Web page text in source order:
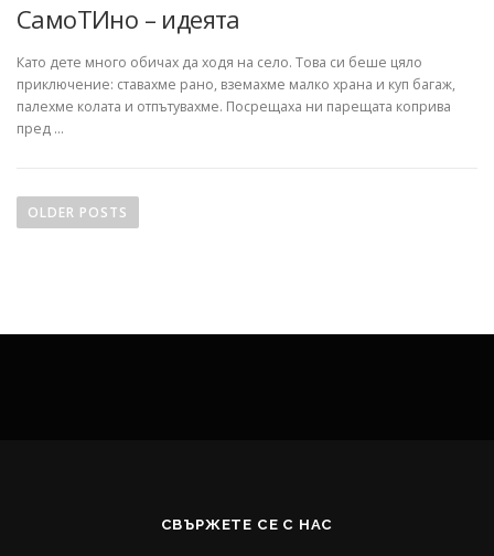
СамоТИно – идеята
Като дете много обичах да ходя на село. Това си беше цяло
приключение: ставахме рано, вземахме малко храна и куп багаж,
палехме колата и отпътувахме. Посрещаха ни парещата коприва
пред …
oOLDER POSTS
СВЪРЖЕТЕ СЕ С НАС